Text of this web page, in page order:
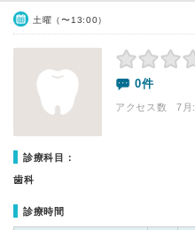
土曜（〜13:00）
0件
アクセス数 7月:
診療科目：
歯科
診療時間